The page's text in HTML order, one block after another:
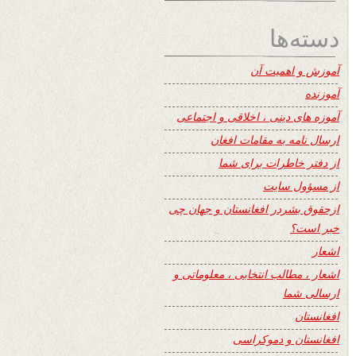
دسته‌ها
آموزش و اهمیت آن
آموزنده
آموزه های دینی ، اخلاقی و اجتماعی
ارسال نامه به مقامات افغان
از دفتر خاطرات برای شما
از مسؤول سایت
ازحقوق بشردر افغانستان و جهان چی
خبر است؟
اشعار
اشعار ، مطالب انتخابی ، معلوماتی و
ارسالی شما
افغانستان
افغانستان و دموکراسی